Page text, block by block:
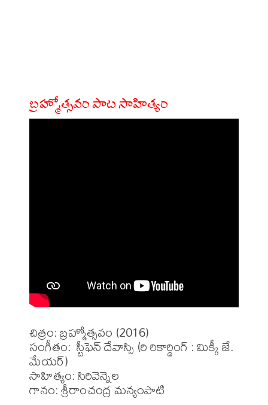
బ్రహ్మోత్సవం పాట సాహిత్యం
చిత్రం: బ్రహ్మోత్సవం (2016)
సంగీతం:  స్టీఫెన్ దేవాస్సి (రి రికార్డింగ్ : మిక్కీ జే.
మేయర్)
సాహిత్యం: సిరివెన్నెల
గానం: శ్రీరాంచంద్ర మన్యంపాటి